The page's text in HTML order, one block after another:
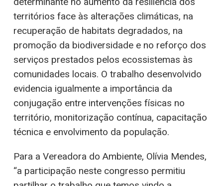
territórios face às alterações climáticas, na
recuperação de habitats degradados, na
promoção da biodiversidade e no reforço dos
serviços prestados pelos ecossistemas às
comunidades locais. O trabalho desenvolvido
evidencia igualmente a importância da
conjugação entre intervenções físicas no
território, monitorização contínua, capacitação
técnica e envolvimento da população.
Para a Vereadora do Ambiente, Olívia Mendes,
“a participação neste congresso permitiu